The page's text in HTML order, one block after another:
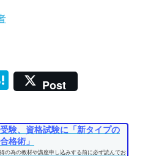
Hatena
Post
験、資格試験に「新タイプの
格術」
の為の教材や講座申し込みする前に必ず読んでお